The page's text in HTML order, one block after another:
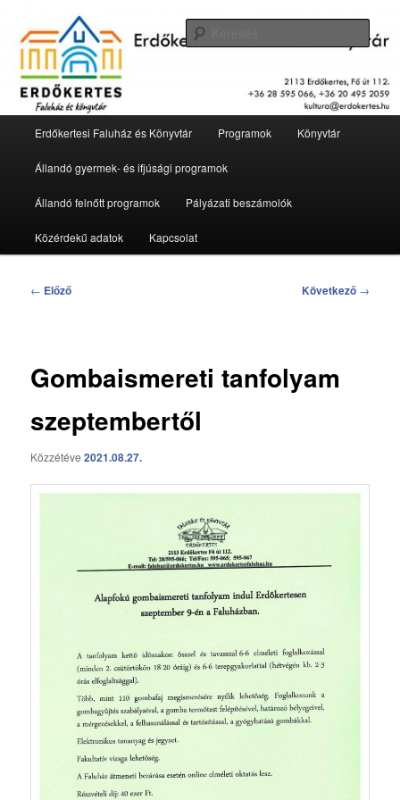
elsődleges
tartalomraErdőkertesi Faluház és Könyvtár
Erdőkertesi Faluház és Könyvtár Programok Könyvtár
Állandó gyermek- és ifjúsági programok
Állandó felnőtt programok Pályázati beszámolók
Közérdekű adatok Kapcsolat
Bejegyzés
← Előző Következő →
Gombaismereti tanfolyam
szeptembertől
Közzétéve2021.08.27.